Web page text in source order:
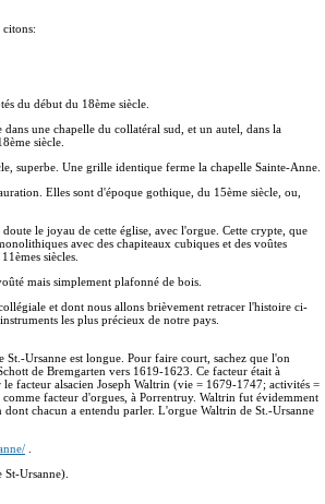
du début du 18ème siècle.
une chapelle du collatéral sud, et un autel, dans la
siècle.
superbe. Une grille identique ferme la chapelle Sainte-Anne.
Elles sont d'époque gothique, du 15ème siècle, ou,
le joyau de cette église, avec l'orgue. Cette crypte, que
avec des chapiteaux cubiques et des voûtes
siècles.
mais simplement plafonné de bois.
et dont nous allons brièvement retracer l'histoire ci-
les plus précieux de notre pays.
Ursanne est longue. Pour faire court, sachez que l'on
de Bremgarten vers 1619-1623. Ce facteur était à
facteur alsacien Joseph Waltrin (vie = 1679-1747; activités =
facteur d'orgues, à Porrentruy. Waltrin fut évidemment
chacun a entendu parler. L'orgue Waltrin de St.-Ursanne
Ursanne).